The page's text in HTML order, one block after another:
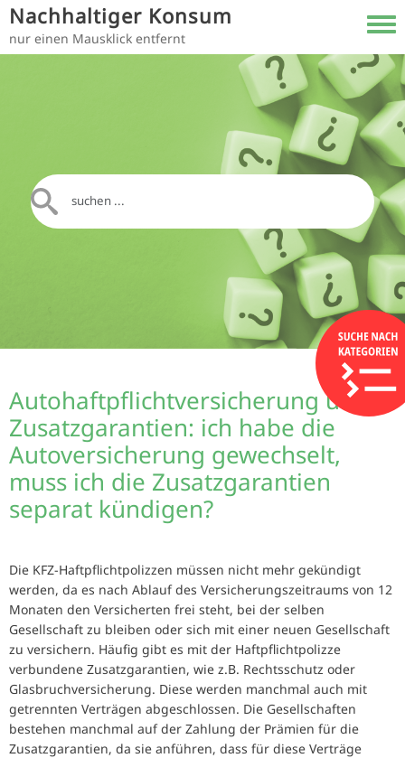
Direkt zum Inhalt
Nachhaltiger Konsum
nur einen Mausklick entfernt
Autohaftpflichtversicherung und
Zusatzgarantien: ich habe die
Autoversicherung gewechselt,
muss ich die Zusatzgarantien
separat kündigen?
Die KFZ-Haftpflichtpolizzen müssen nicht mehr gekündigt
werden, da es nach Ablauf des Versicherungszeitraums von 12
Monaten den Versicherten frei steht, bei der selben
Gesellschaft zu bleiben oder sich mit einer neuen Gesellschaft
zu versichern. Häufig gibt es mit der Haftpflichtpolizze
verbundene Zusatzgarantien, wie z.B. Rechtsschutz oder
Glasbruchversicherung. Diese werden manchmal auch mit
getrennten Verträgen abgeschlossen. Die Gesellschaften
bestehen manchmal auf der Zahlung der Prämien für die
Zusatzgarantien, da sie anführen, dass für diese Verträge